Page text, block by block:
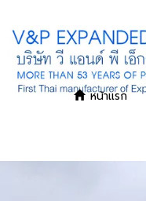
หน้าแรก